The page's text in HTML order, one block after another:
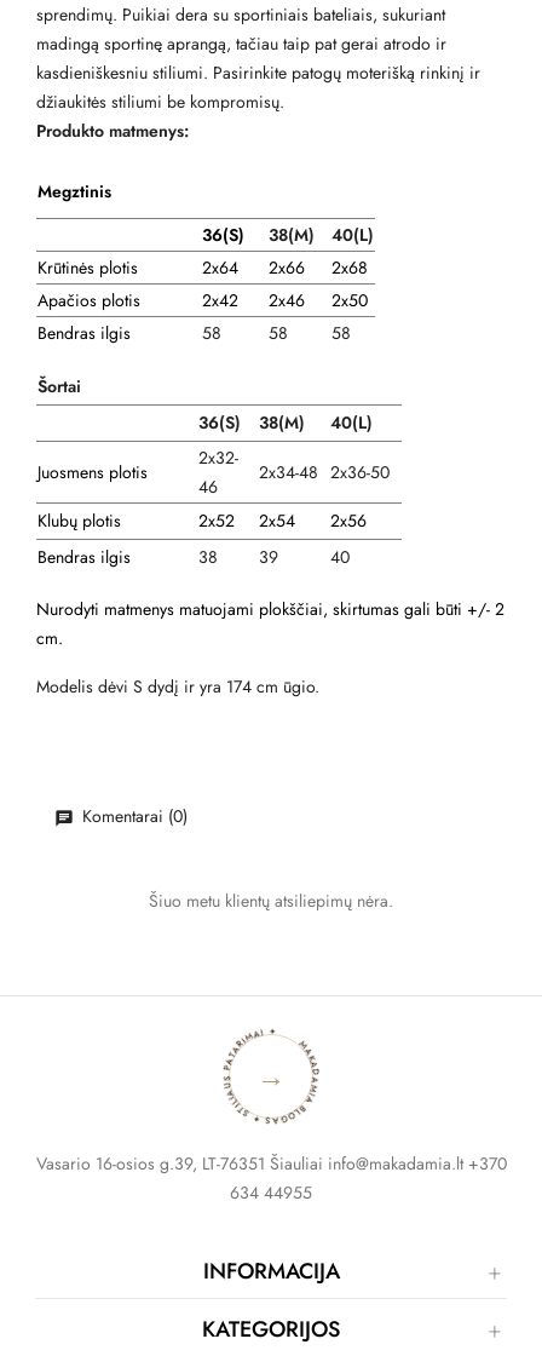
sprendimų. Puikiai dera su sportiniais bateliais, sukuriant
madingą sportinę aprangą, tačiau taip pat gerai atrodo ir
kasdieniškesniu stiliumi. Pasirinkite patogų moterišką rinkinį ir
džiaukitės stiliumi be kompromisų.
Produkto matmenys:
Megztinis
36(S)
38(M)
40(L)
Krūtinės plotis
2x64 2x66
2x68
Apačios plotis
2x42 2x46
2x50
Bendras ilgis
58 58 58
Šortai
36(S)
38(M) 40(L)
Juosmens plotis
2x32-
46
2x34-48 2x36-50
Klubų plotis
2x52 2x54
2x56
Bendras ilgis
38 39 40
Nurodyti matmenys matuojami plokščiai, skirtumas gali būti +/- 2
cm.
Modelis dėvi S dydį ir yra 174 cm ūgio.
Komentarai (0)
Šiuo metu klientų atsiliepimų nėra.
MAKADAMIA BLOGAS ✦ STILIAUS PATARIMAI ✦
→
Vasario 16-osios g.39, LT-76351 Šiauliai info@makadamia.lt +370
634 44955
INFORMACIJA
KATEGORIJOS